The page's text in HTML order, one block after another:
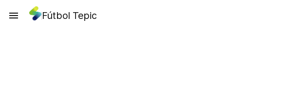
Fútbol Tepic